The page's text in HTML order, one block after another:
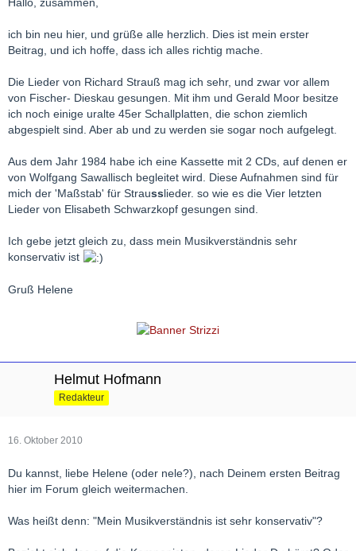
ich bin neu hier, und grüße alle herzlich. Dies ist mein erster
Beitrag, und ich hoffe, dass ich alles richtig mache.
Die Lieder von Richard Strauß mag ich sehr, und zwar vor allem
von Fischer- Dieskau gesungen. Mit ihm und Gerald Moor besitze
ich noch einige uralte 45er Schallplatten, die schon ziemlich
abgespielt sind. Aber ab und zu werden sie sogar noch aufgelegt.
Aus dem Jahr 1984 habe ich eine Kassette mit 2 CDs, auf denen er
von Wolfgang Sawallisch begleitet wird. Diese Aufnahmen sind für
mich der 'Maßstab' für Strausslieder. so wie es die Vier letzten
Lieder von Elisabeth Schwarzkopf gesungen sind.
Ich gebe jetzt gleich zu, dass mein Musikverständnis sehr
konservativ ist
Gruß Helene
Helmut Hofmann
Redakteur
16. Oktober 2010
Du kannst, liebe Helene (oder nele?), nach Deinem ersten Beitrag
hier im Forum gleich weitermachen.
Was heißt denn: "Mein Musikverständnis ist sehr konservativ"?